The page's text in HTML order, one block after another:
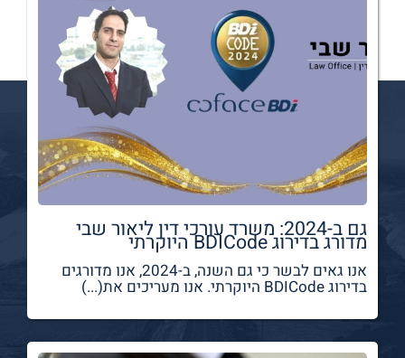
גם ב-2024: משרד עורכי דין ליאור שבימדורג בדירוג BDICode היוקרתי
אנו גאים לבשר כי גם השנה, ב-2024, אנו מדורגים
בדירוג BDICode היוקרתי. אנו מעריכים את(...)